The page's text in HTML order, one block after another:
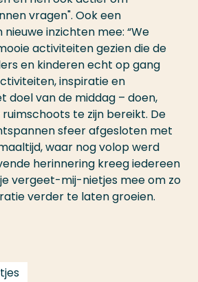
vragen". Ook een
inzichten mee: “We
activiteiten gezien die de
en kinderen echt op gang
inspiratie en
doel van de middag – doen,
te zijn bereikt. De
sfeer afgesloten met
waar nog volop werd
herinnering kreeg iedereen
vergeet-mij-nietjes mee om zo
verder te laten groeien.